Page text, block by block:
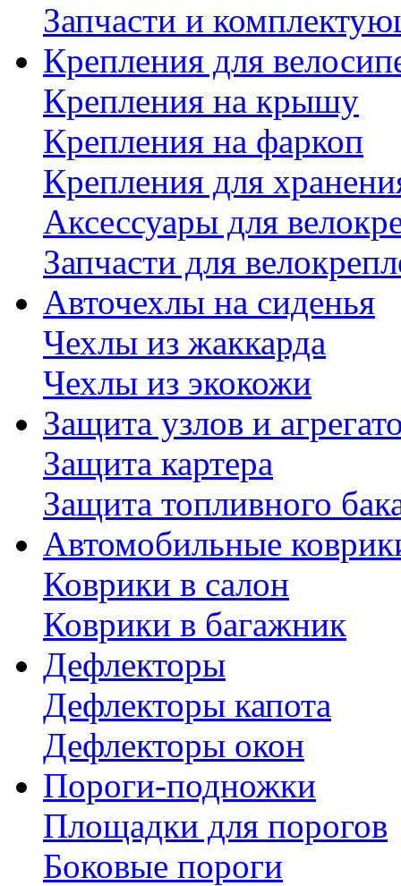
Запчасти и
Крепления для
Крепления на крышу
Крепления на фаркоп
Крепления для
Аксессуары для
Запчасти для
Авточехлы на сиденья
Чехлы из жаккарда
Чехлы из экокожи
Защита узлов и
Защита картера
Защита топливного
Автомобильные
Коврики в салон
Коврики в багажник
Дефлекторы
Дефлекторы капота
Дефлекторы окон
Пороги-подножки
Площадки для порогов
Боковые пороги